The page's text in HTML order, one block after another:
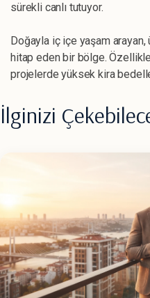
sürekli canlı tutuyor.
Doğayla iç içe yaşam
hitap eden bir bölge.
projelerde yüksek kira
İlginizi